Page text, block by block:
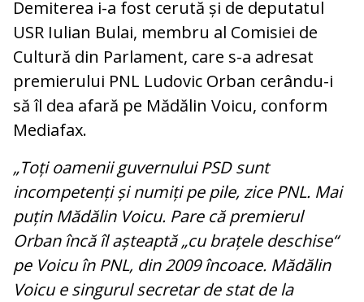
Demiterea i-a fost cerută și de deputatul
USR Iulian Bulai, membru al Comisiei de
Cultură din Parlament, care s-a adresat
premierului PNL Ludovic Orban cerându-i
să îl dea afară pe Mădălin Voicu, conform
Mediafax.
„Toți oamenii guvernului PSD sunt
incompetenți și numiți pe pile, zice PNL. Mai
puțin Mădălin Voicu. Pare că premierul
Orban încă îl așteaptă „cu brațele deschise“
pe Voicu în PNL, din 2009 încoace. Mădălin
Voicu e singurul secretar de stat de la